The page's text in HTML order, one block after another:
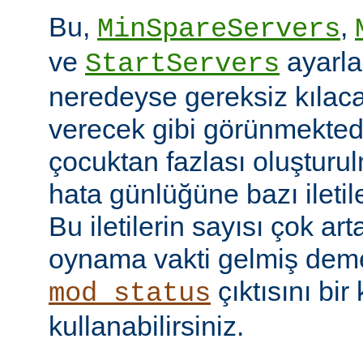
Bu, MinSpareServers,
ve StartServers
neredeyse gereksiz
verecek gibi
çocuktan fazlası
hata günlüğüne bazı
Bu iletilerin sayısı çok
oynama vakti gelmiş
mod_status çıktısını
kullanabilirsiniz.